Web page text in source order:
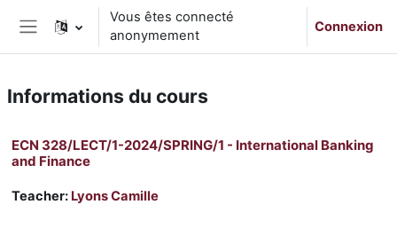
Passer au contenu principal
Panneau latéral
Vous êtes connecté
anonymement
Connexion
Informations du cours
ECN 328/LECT/1-2024/SPRING/1 - International Banking
and Finance
Teacher: Lyons Camille